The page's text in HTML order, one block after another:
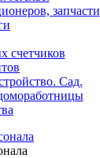
запчасти
счетчиков
Сад.